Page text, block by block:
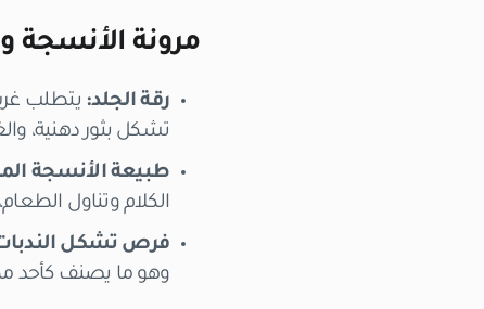
مرونة
رقة الجلد: يتطلب
تشكل بثور دهنية،
طبيعة الأنسجة
الكلام وتناول
فرص تشكل
وهو ما يصنف كأحد